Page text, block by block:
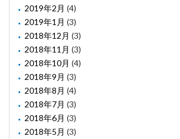
2019年2月 (4)
2019年1月 (3)
2018年12月 (3)
2018年11月 (3)
2018年10月 (4)
2018年9月 (3)
2018年8月 (4)
2018年7月 (3)
2018年6月 (3)
2018年5月 (3)